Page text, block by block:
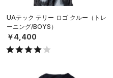
UAテック テリー ロゴ クルー（トレ
ーニング/BOYS）
￥4,400